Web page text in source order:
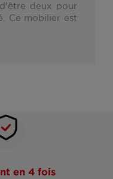
deux pour
Ce mobilier est
en 4 fois